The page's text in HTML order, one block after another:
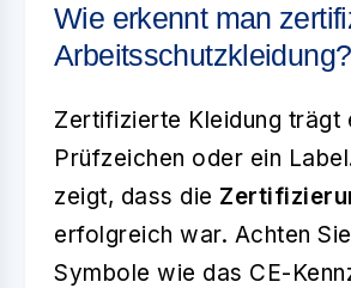
Wie erkennt man
Arbeitsschutzkleidung?
Zertifizierte Kleidung trägt
Prüfzeichen oder ein
zeigt, dass die
erfolgreich war. Achten
Symbole wie das CE-